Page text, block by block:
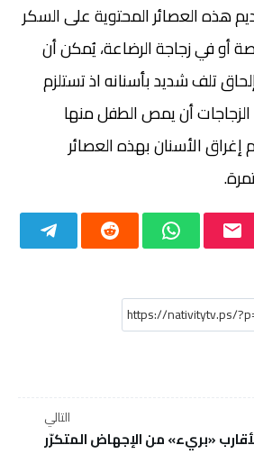
هذه العصائر المحتوية على السكر
أو في زجاجة الرضاعة، يُمكن أن
تلف شديد بأسنانه اذ تستلزم
أن يمص الطفل منها
الأسنان بهذه العصائر
التالي
«بريء» من الإجهاض المتكرّر